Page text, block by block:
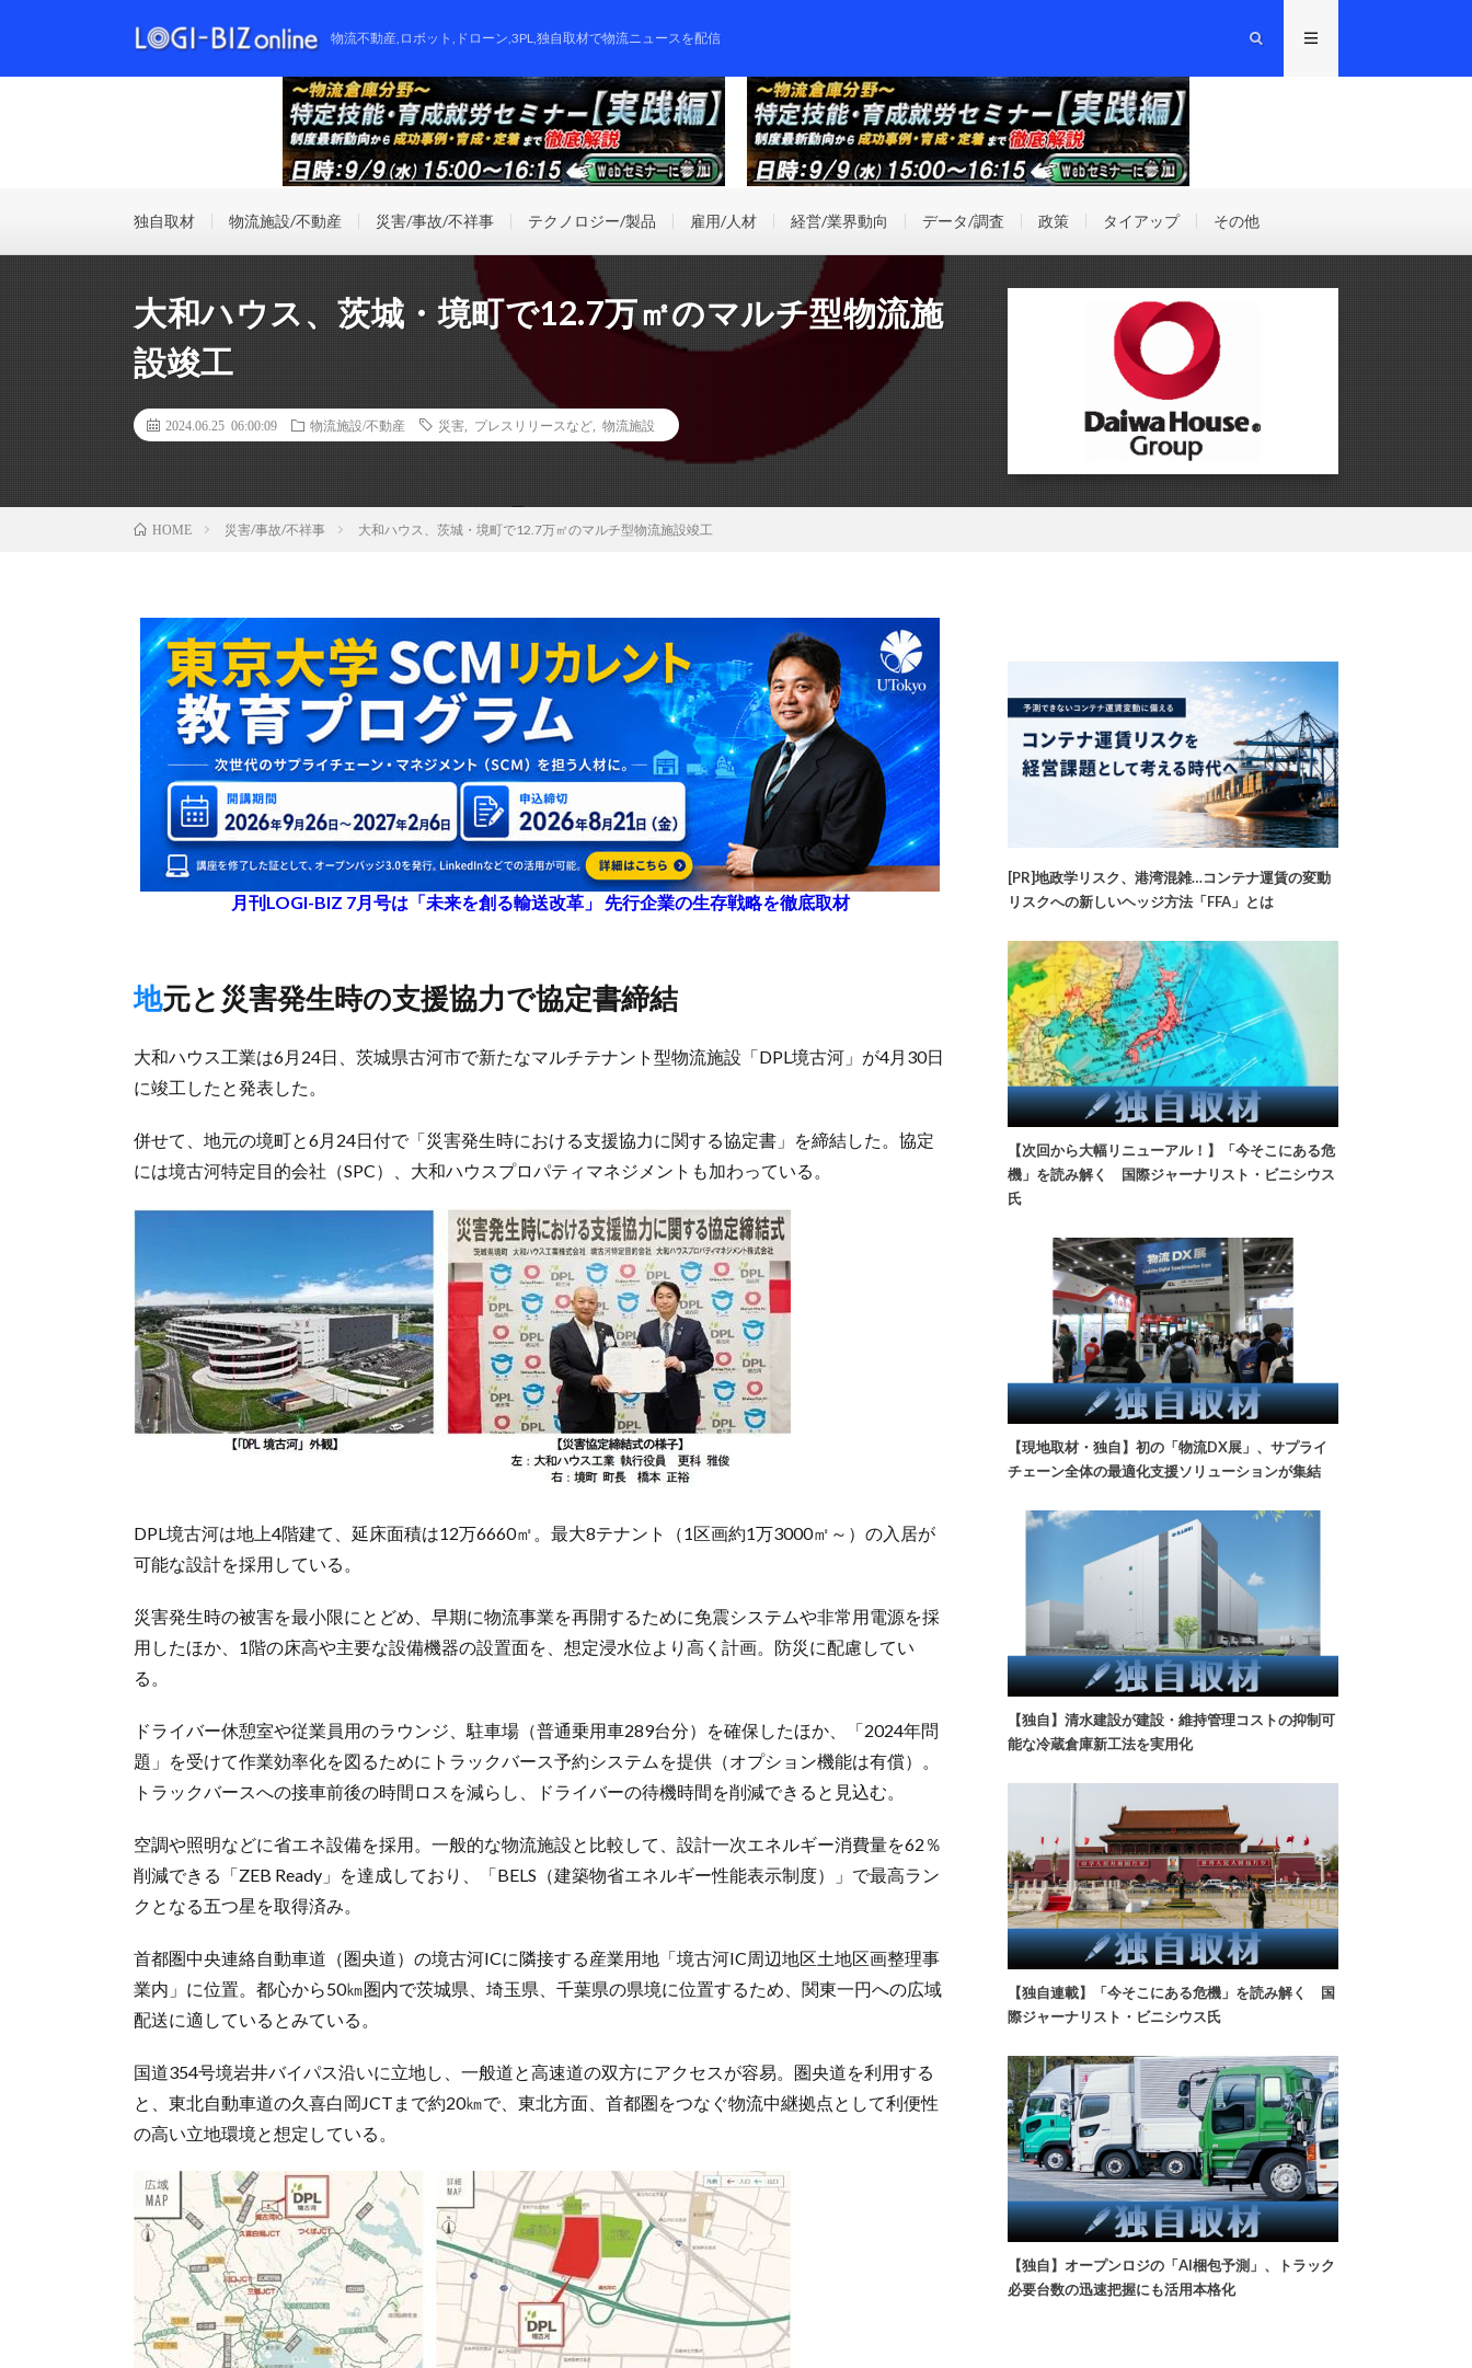
物流不動産,ロボット,ドローン,3PL,独自取材で物流ニュースを配信
独自取材 物流施設/不動産 災害/事故/不祥事 テクノロジー/製品 雇用/人材 経営/業界動向 データ/調査 政策 タイアップ その他
大和ハウス、茨城・境町で12.7万㎡のマルチ型物流施
設竣工
2024.06.25 06:00:09 物流施設/不動産 災害 プレスリリースなど 物流施設
HOME 災害/事故/不祥事 大和ハウス、茨城・境町で12.7万㎡のマルチ型物流施設竣工
月刊LOGI-BIZ 7月号は「未来を創る輸送改革」 先行企業の生存戦略を徹底取材
地元と災害発生時の支援協力で協定書締結
大和ハウス工業は6月24日、茨城県古河市で新たなマルチテナント型物流施設「DPL境古河」が4月30日
に竣工したと発表した。
併せて、地元の境町と6月24日付で「災害発生時における支援協力に関する協定書」を締結した。協定
には境古河特定目的会社（SPC）、大和ハウスプロパティマネジメントも加わっている。
DPL境古河は地上4階建て、延床面積は12万6660㎡。最大8テナント（1区画約1万3000㎡～）の入居が
可能な設計を採用している。
災害発生時の被害を最小限にとどめ、早期に物流事業を再開するために免震システムや非常用電源を採
用したほか、1階の床高や主要な設備機器の設置面を、想定浸水位より高く計画。防災に配慮してい
る。
ドライバー休憩室や従業員用のラウンジ、駐車場（普通乗用車289台分）を確保したほか、「2024年問
題」を受けて作業効率化を図るためにトラックバース予約システムを提供（オプション機能は有償）。
トラックバースへの接車前後の時間ロスを減らし、ドライバーの待機時間を削減できると見込む。
空調や照明などに省エネ設備を採用。一般的な物流施設と比較して、設計一次エネルギー消費量を62％
削減できる「ZEB Ready」を達成しており、「BELS（建築物省エネルギー性能表示制度）」で最高ラン
クとなる五つ星を取得済み。
首都圏中央連絡自動車道（圏央道）の境古河ICに隣接する産業用地「境古河IC周辺地区土地区画整理事
業内」に位置。都心から50㎞圏内で茨城県、埼玉県、千葉県の県境に位置するため、関東一円への広域
配送に適しているとみている。
国道354号境岩井バイパス沿いに立地し、一般道と高速道の双方にアクセスが容易。圏央道を利用する
と、東北自動車道の久喜白岡JCTまで約20㎞で、東北方面、首都圏をつなぐ物流中継拠点として利便性
の高い立地環境と想定している。
[PR]地政学リスク、港湾混雑…コンテナ運賃の変動
リスクへの新しいヘッジ方法「FFA」とは
【次回から大幅リニューアル！】「今そこにある危
機」を読み解く 国際ジャーナリスト・ビニシウス
氏
【現地取材・独自】初の「物流DX展」、サプライ
チェーン全体の最適化支援ソリューションが集結
【独自】清水建設が建設・維持管理コストの抑制可
能な冷蔵倉庫新工法を実用化
【独自連載】「今そこにある危機」を読み解く 国
際ジャーナリスト・ビニシウス氏
【独自】オープンロジの「AI梱包予測」、トラック
必要台数の迅速把握にも活用本格化